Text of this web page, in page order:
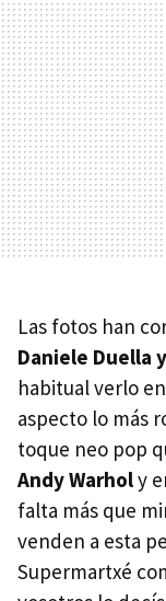
Las fotos han
Daniele Duella
habitual verlo en
aspecto lo más
toque neo pop
Andy Warholy
falta más que
venden a esta
Supermartxé